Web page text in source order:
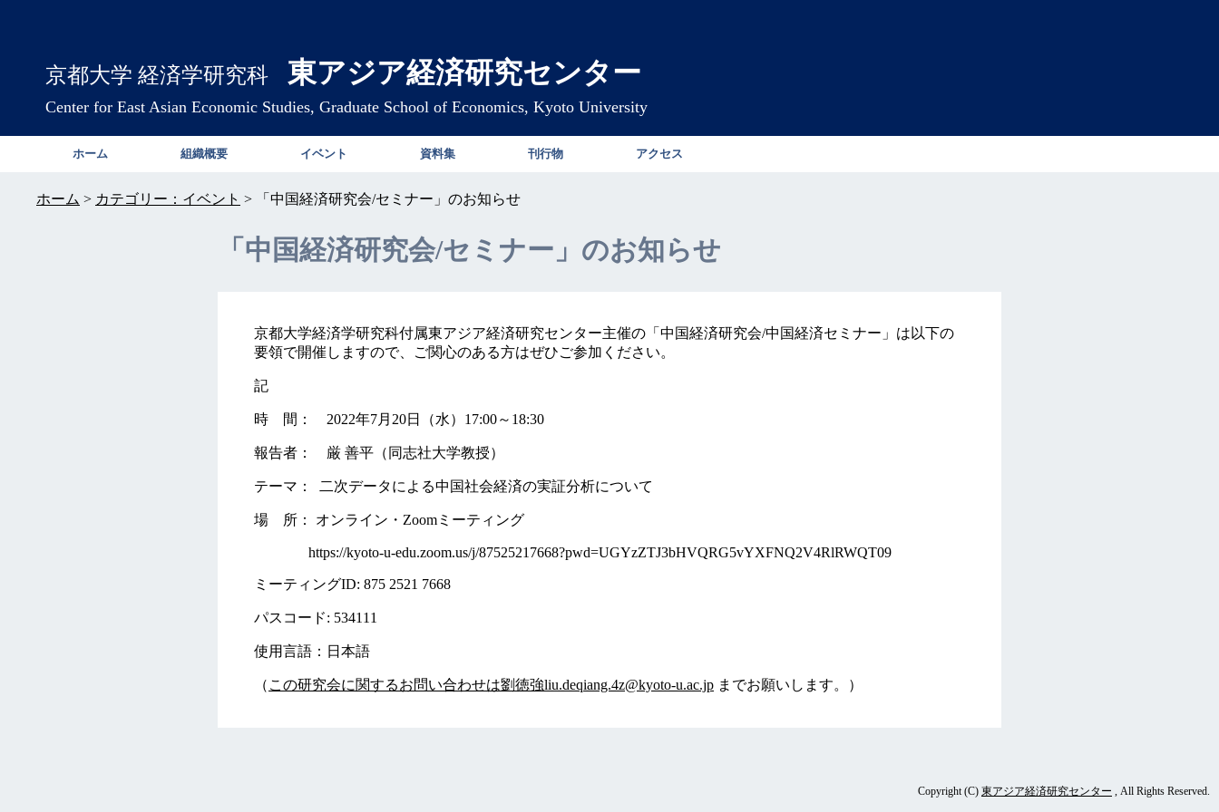
京都大学 経済学研究科 東アジア経済研究センター
Center for East Asian Economic Studies, Graduate School of Economics, Kyoto University
ホーム 組織概要 イベント 資料集 刊行物 アクセス
ホーム > カテゴリー：イベント > 「中国経済研究会/セミナー」のお知らせ
「中国経済研究会/セミナー」のお知らせ
京都大学経済学研究科付属東アジア経済研究センター主催の「中国経済研究会/中国経済セミナー」は以下の
要領で開催しますので、ご関心のある方はぜひご参加ください。
記
時 間： 2022年7月20日（水）17:00～18:30
報告者： 厳 善平（同志社大学教授）
テーマ： 二次データによる中国社会経済の実証分析について
場 所： オンライン・Zoomミーティング
https://kyoto-u-edu.zoom.us/j/87525217668?pwd=UGYzZTJ3bHVQRG5vYXFNQ2V4RlRWQT09
ミーティングID: 875 2521 7668
パスコード: 534111
使用言語：日本語
（ この研究会に関するお問い合わせは劉徳強liu.deqiang.4z@kyoto-u.ac.jp までお願いします。）
Copyright (C) 東アジア経済研究センター , All Rights Reserved.